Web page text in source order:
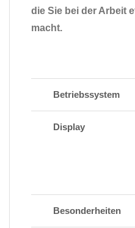
die Sie bei der Arbeit
macht.
Betriebssystem
Display
Besonderheiten